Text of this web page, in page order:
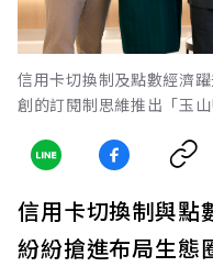
信用卡切換制及點數經濟
創的訂閱制思維推出「玉
信用卡切換制與點
紛紛搶進布局生態